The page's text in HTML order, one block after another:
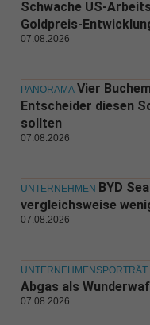
Schwache US-
Goldpreis-
07.08.2026
PANORAMA Vier
Entscheider diesen
sollten
07.08.2026
UNTERNEHMEN BYD
vergleichsweise
07.08.2026
UNTERNEHMENSPORTRÄT
Abgas als
07.08.2026